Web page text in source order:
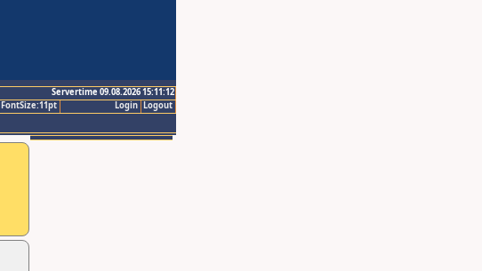
Servertime 09.08.2026 15:11:12
Logout
Login
FontSize:11pt